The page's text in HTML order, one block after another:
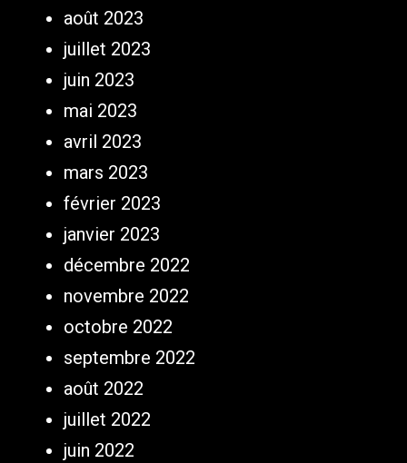
août 2023
juillet 2023
juin 2023
mai 2023
avril 2023
mars 2023
février 2023
janvier 2023
décembre 2022
novembre 2022
octobre 2022
septembre 2022
août 2022
juillet 2022
juin 2022